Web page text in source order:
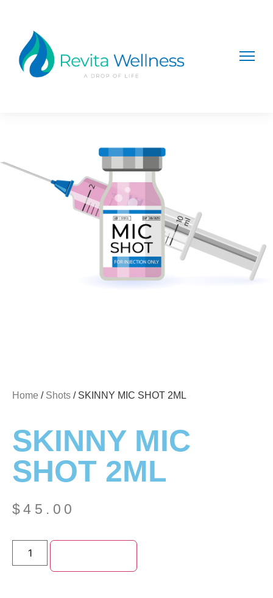
Home/ Shots/ SKINNY MIC SHOT 2ML
Home / Shots / SKINNY MIC SHOT 2ML
SKINNY MIC
SHOT 2ML
$45.00